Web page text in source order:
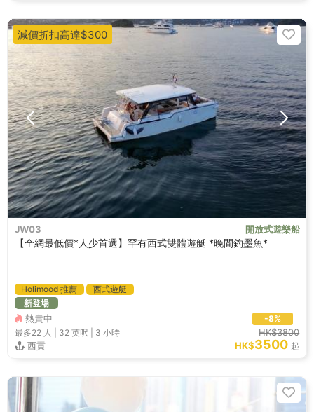
JW03 開放式遊樂船
【全網最低價*人少首選】罕有西式雙體遊艇 *晚間釣墨魚*
Holimood 推薦
西式遊艇
新登場
熱賣中
最多22人 | 32 英呎 3 小時
西貢
-8%
HK$3800
HK$3500 起
減價折扣高達$300